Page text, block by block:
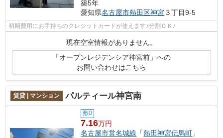
築5年
愛知県名古屋市熱田区神宮３丁目9-5
初期費用にお手持ちのクレジットカードが使えます♪分割ＯＫ♪
現在空室情報がありません。
「オープンレジデンシア神宮前」への
お問い合わせはこちら
賃貸 | マンション パルティール神宮南
敷0
7.16万円
名古屋市営名城線 「熱田神宮伝馬町 」